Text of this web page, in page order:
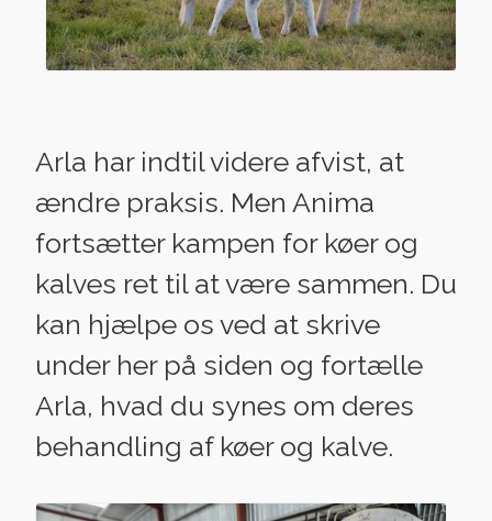
Arla har indtil videre afvist, at
ændre praksis. Men Anima
fortsætter kampen for køer og
kalves ret til at være sammen. Du
kan hjælpe os ved at skrive
under her på siden og fortælle
Arla, hvad du synes om deres
behandling af køer og kalve.